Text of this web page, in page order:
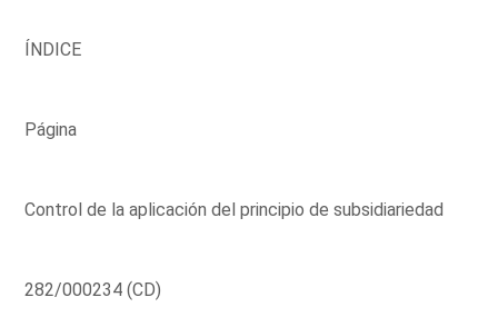
ÍNDICE
Página
Control de la aplicación del principio de subsidiariedad
282/000234 (CD)